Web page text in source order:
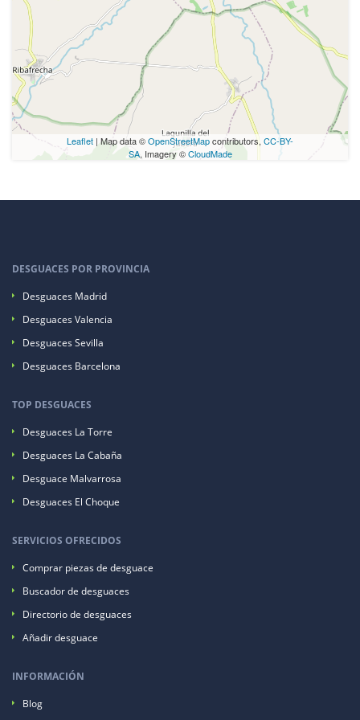
Leaflet | Map data ©OpenStreetMapcontributors, CC-BY-
SA, Imagery ©CloudMade
DESGUACES POR PROVINCIA
Desguaces Madrid
Desguaces Valencia
Desguaces Sevilla
Desguaces Barcelona
TOP DESGUACES
Desguaces La Torre
Desguaces La Cabaña
Desguace Malvarrosa
Desguaces El Choque
SERVICIOS OFRECIDOS
Comprar piezas de desguace
Buscador de desguaces
Directorio de desguaces
Añadir desguace
INFORMACIÓN
Blog